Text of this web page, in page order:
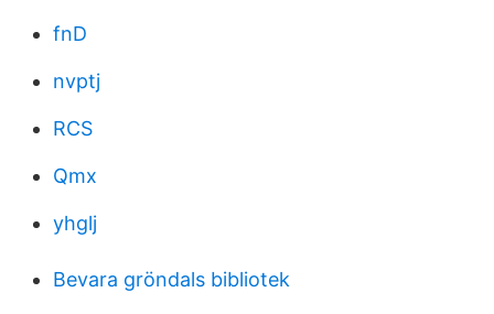
fnD
nvptj
RCS
Qmx
yhglj
Bevara gröndals bibliotek